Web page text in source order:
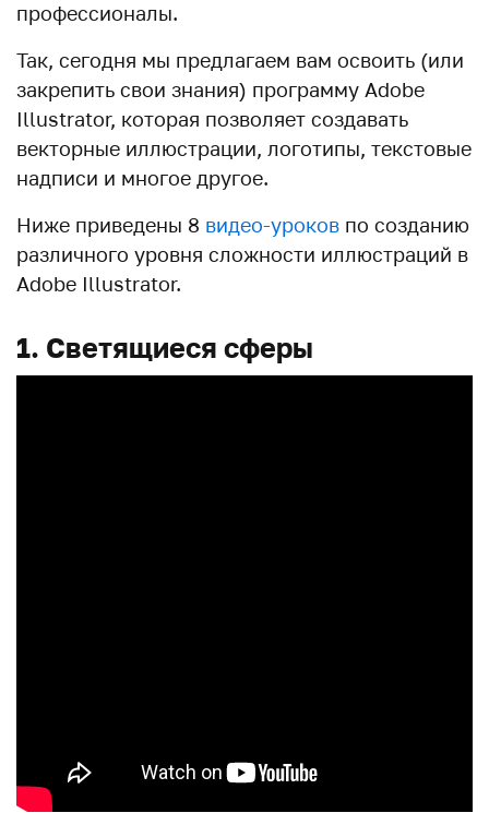
профессионалы.
Так, сегодня мы предлагаем вам освоить (или
закрепить свои знания) программу Adobe
Illustrator, которая позволяет создавать
векторные иллюстрации, логотипы, текстовые
надписи и многое другое.
Ниже приведены 8 видео-уроков по созданию
различного уровня сложности иллюстраций в
Adobe Illustrator.
1. Светящиеся сферы